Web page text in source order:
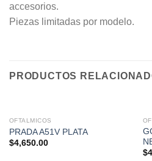
accesorios.
Piezas limitadas por modelo.
PRODUCTOS
OFTALMICOS
PRADA A51V PLATA
$4,650.00
$